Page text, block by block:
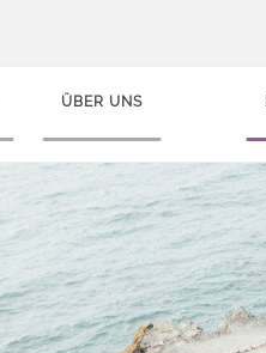
ÜBER UNS